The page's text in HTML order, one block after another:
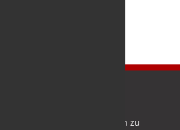
und melden Sie sich zu